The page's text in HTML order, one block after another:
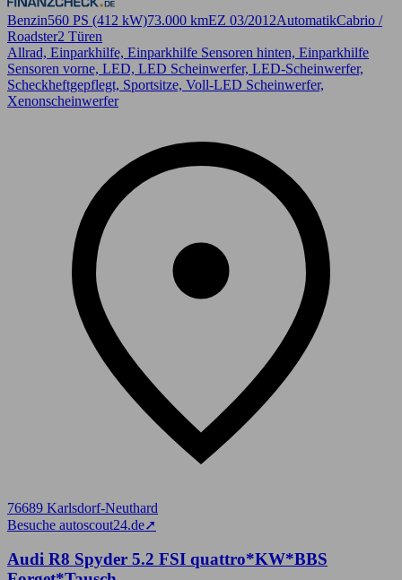
Benzin560 PS (412 kW)73.000 kmEZ 03/2012AutomatikCabrio /
Roadster2 Türen
Allrad, Einparkhilfe, Einparkhilfe Sensoren hinten, Einparkhilfe
Sensoren vorne, LED, LED Scheinwerfer, LED-Scheinwerfer,
Scheckheftgepflegt, Sportsitze, Voll-LED Scheinwerfer,
Xenonscheinwerfer
76689 Karlsdorf-Neuthard
Besuche autoscout24.de➚
Audi R8 Spyder 5.2 FSI quattro*KW*BBS